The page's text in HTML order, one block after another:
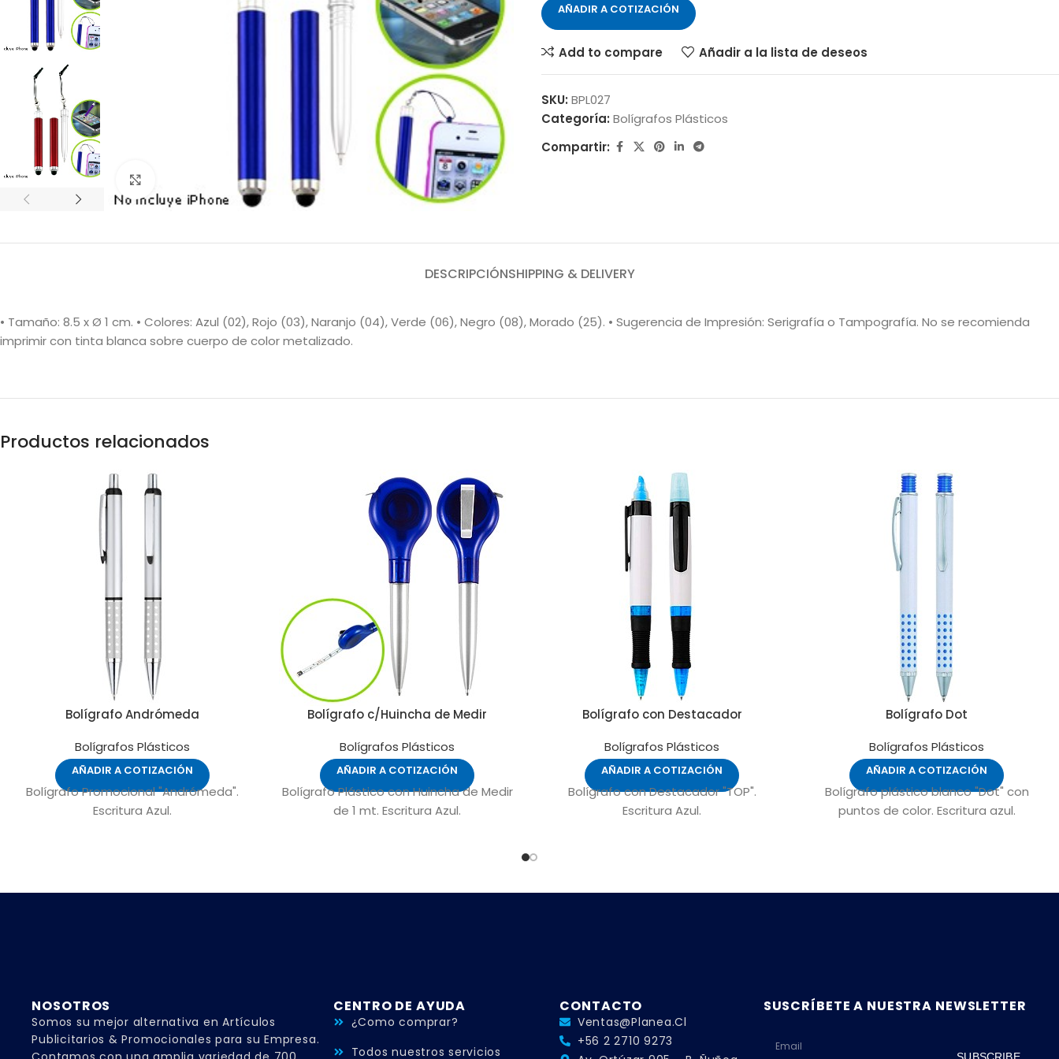
Clic para ampliar
AÑADIR A COTIZACIÓN
Add to compare Añadir a la lista de deseos
SKU: BPL027
Categoría: Bolígrafos Plásticos
Compartir:
DESCRIPCIÓNSHIPPING & DELIVERY
• Tamaño: 8.5 x Ø 1 cm. • Colores: Azul (02), Rojo (03), Naranjo (04), Verde (06), Negro (08), Morado (25). • Sugerencia de Impresión: Serigrafía o Tampografía. No se recomienda
imprimir con tinta blanca sobre cuerpo de color metalizado.
Productos relacionados
Bolígrafo Andrómeda
Bolígrafos Plásticos
AÑADIR A COTIZACIÓN
Bolígrafo Promocional "Andrómeda".
Escritura Azul.
Bolígrafo c/Huincha de Medir
Bolígrafos Plásticos
AÑADIR A COTIZACIÓN
Bolígrafo Plástico con Huincha de Medir
de 1 mt. Escritura Azul.
Bolígrafo con Destacador
Bolígrafos Plásticos
AÑADIR A COTIZACIÓN
Bolígrafo con Destacador "TOP".
Escritura Azul.
Bolígrafo Dot
Bolígrafos Plásticos
AÑADIR A COTIZACIÓN
Bolígrafo plástico blanco "Dot" con
puntos de color. Escritura azul.
NOSOTROS
Somos su mejor alternativa en Artículos
Publicitarios & Promocionales para su Empresa.
CENTRO DE AYUDA
¿Como comprar?
Todos nuestros servicios
CONTACTO
Ventas@planea.cl
+56 2 2710 9273
SUSCRÍBETE A NUESTRA NEWSLETTER